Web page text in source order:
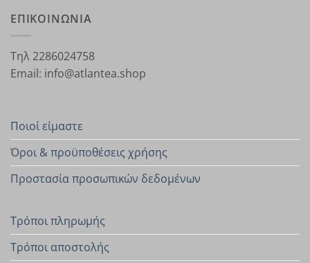
ΕΠΙΚΟΙΝΩΝΙΑ
Τηλ 2286024758
Email: info@atlantea.shop
Ποιοί είμαστε
Όροι & προϋποθέσεις χρήσης
Προστασία προσωπικών δεδομένων
Τρόποι πληρωμής
Τρόποι αποστολής